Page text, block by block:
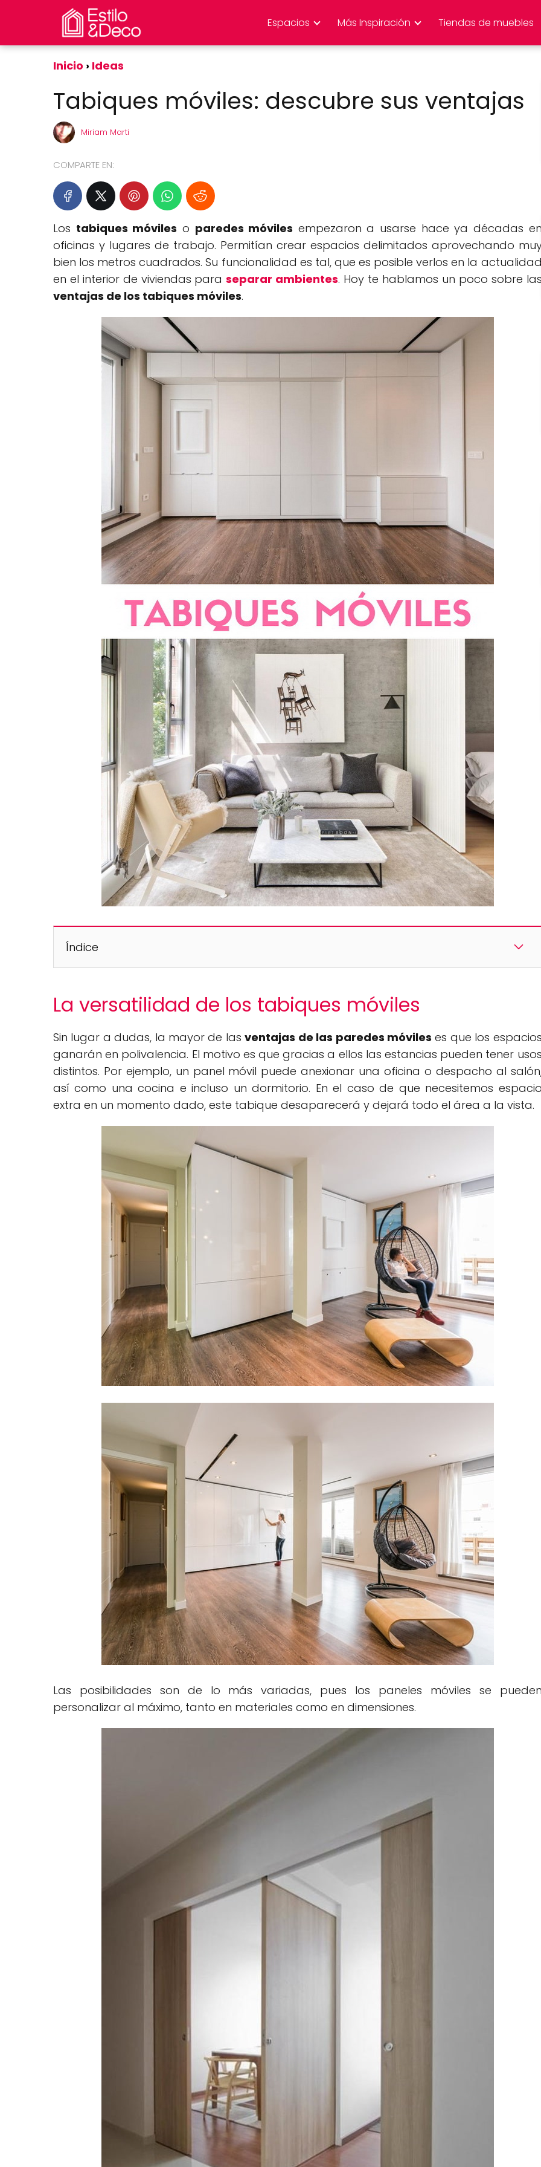
Espacios Más Inspiración Tiendas de muebles
Inicio Ideas
Tabiques móviles: descubre sus ventajas
Miriam Marti
COMPARTE EN:
Los tabiques móviles o paredes móviles empezaron a usarse hace ya décadas en
oficinas y lugares de trabajo. Permitían crear espacios delimitados aprovechando
bien los metros cuadrados. Su funcionalidad es tal, que es posible verlos en la actualidad
en el interior de viviendas paraseparar ambientes. Hoy te hablamos un poco sobre las
ventajas de los tabiques móviles.
Índice
La versatilidad de los tabiques móviles
Sin lugar a dudas, la mayor de lasventajas de las paredes móviles es que los espacios
ganarán en polivalencia. El motivo es que gracias a ellos las estancias pueden tener usos
distintos. Por ejemplo, un panel móvil puede anexionar una oficina o despacho al
así como una cocina e incluso un dormitorio. En el caso de que necesitemos espacio
extra en un momento dado, este tabique desaparecerá y dejará todo el área a la vista.
Las posibilidades son de lo más variadas, pues los paneles móviles se pueden
personalizar al máximo, tanto en materiales como en dimensiones.